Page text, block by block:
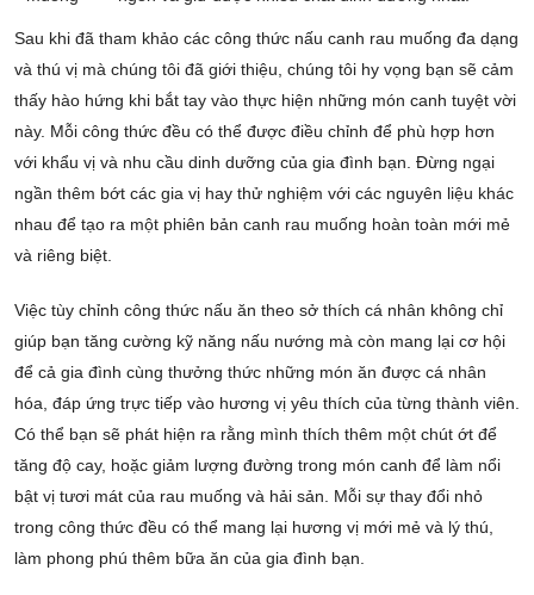
Sau khi đã tham khảo các công thức nấu canh rau muống đa dạng
và thú vị mà chúng tôi đã giới thiệu, chúng tôi hy vọng bạn sẽ cảm
thấy hào hứng khi bắt tay vào thực hiện những món canh tuyệt vời
này. Mỗi công thức đều có thể được điều chỉnh để phù hợp hơn
với khẩu vị và nhu cầu dinh dưỡng của gia đình bạn. Đừng ngại
ngần thêm bớt các gia vị hay thử nghiệm với các nguyên liệu khác
nhau để tạo ra một phiên bản canh rau muống hoàn toàn mới mẻ
và riêng biệt.
Việc tùy chỉnh công thức nấu ăn theo sở thích cá nhân không chỉ
giúp bạn tăng cường kỹ năng nấu nướng mà còn mang lại cơ hội
để cả gia đình cùng thưởng thức những món ăn được cá nhân
hóa, đáp ứng trực tiếp vào hương vị yêu thích của từng thành viên.
Có thể bạn sẽ phát hiện ra rằng mình thích thêm một chút ớt để
tăng độ cay, hoặc giảm lượng đường trong món canh để làm nổi
bật vị tươi mát của rau muống và hải sản. Mỗi sự thay đổi nhỏ
trong công thức đều có thể mang lại hương vị mới mẻ và lý thú,
làm phong phú thêm bữa ăn của gia đình bạn.